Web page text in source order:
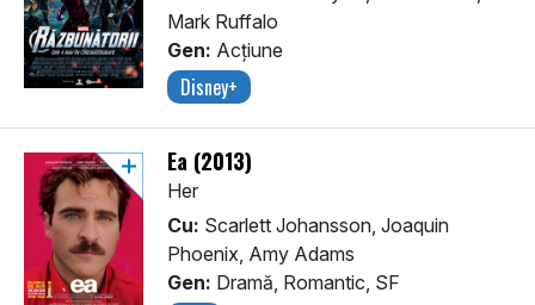
Mark Ruffalo
Gen: Acţiune
Disney+
Ea (2013)
Her
Cu: Scarlett Johansson, Joaquin
Phoenix, Amy Adams
Gen: Dramă, Romantic, SF